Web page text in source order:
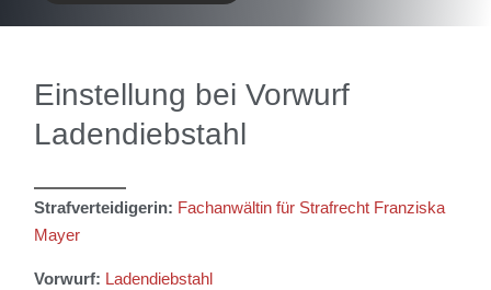
Einstellung bei Vorwurf
Ladendiebstahl
Strafverteidigerin: Fachanwältin für Strafrecht Franziska
Mayer
Vorwurf: Ladendiebstahl